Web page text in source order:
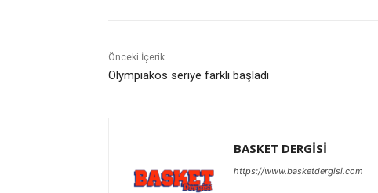
Önceki İçerik
Olympiakos seriye farklı başladı
BASKET DERGİSİ
https://www.basketdergisi.com